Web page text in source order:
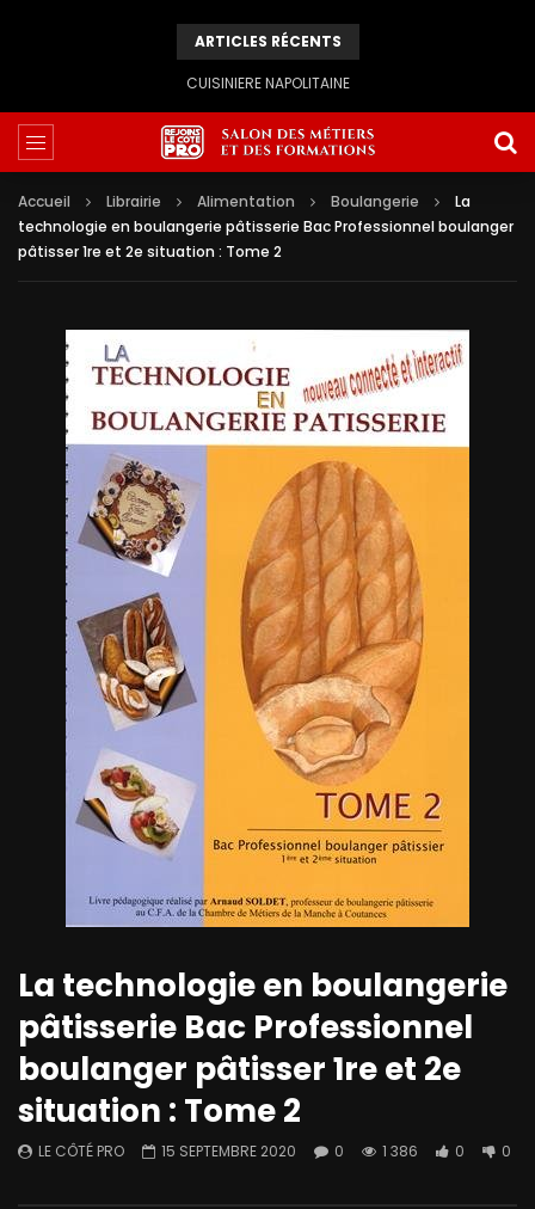
ARTICLES RÉCENTS
CUISINIERE NAPOLITAINE
Accueil Librairie Alimentation Boulangerie
La
technologie en boulangerie pâtisserie Bac Professionnel boulanger
pâtisser 1re et 2e situation : Tome 2
La technologie en boulangerie
pâtisserie Bac Professionnel
boulanger pâtisser 1re et 2e
situation : Tome 2
LE CÔTÉ PRO 15 SEPTEMBRE 2020 0 1 386 0 0